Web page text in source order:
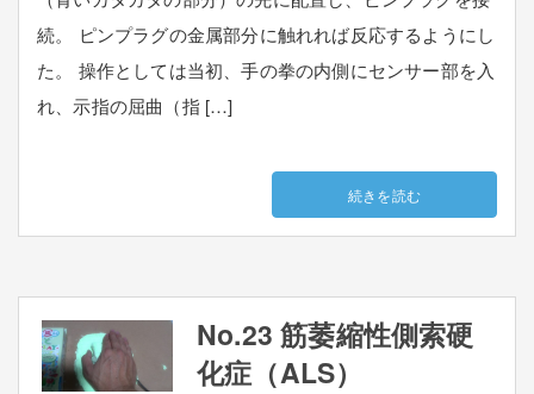
続。 ピンプラグの金属部分に触れれば反応するようにし
た。 操作としては当初、手の拳の内側にセンサー部を入
れ、示指の屈曲（指 […]
続きを読む
No.23 筋萎縮性側索硬
化症（ALS）